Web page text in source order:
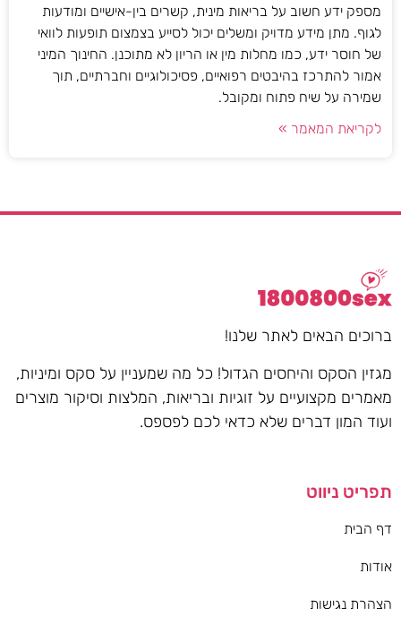
מספק ידע חשוב על בריאות מינית, קשרים בין-אישיים ומודעות
לגוף. מתן מידע מדויק ומשלים יכול לסייע בצמצום תופעות לוואי
של חוסר ידע, כמו מחלות מין או הריון לא מתוכנן. החינוך המיני
אמור להתרכז בהיבטים רפואיים, פסיכולוגיים וחברתיים, תוך
שמירה על שיח פתוח ומקובל.
לקריאת המאמר »
ברוכים הבאים לאתר שלנו!
מגזין הסקס והיחסים הגדול! כל מה שמעניין על סקס ומיניות,
מאמרים מקצועיים על זוגיות ובריאות, המלצות וסיקור מוצרים
ועוד המון דברים שלא כדאי לכם לפספס.
תפריט ניווט
דף הבית
אודות
הצהרת נגישות